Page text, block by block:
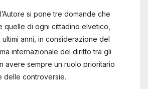
si pone tre domande che
quelle di ogni cittadino elvetico,
anni, in considerazione del
internazionale del diritto tra gli
avere sempre un ruolo prioritario
delle controversie.